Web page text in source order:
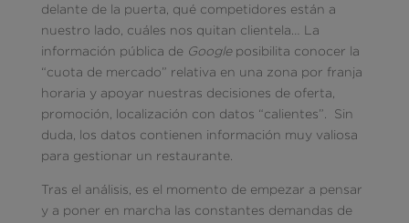
delante de la puerta, qué competidores están a
nuestro lado, cuáles nos quitan clientela… La
información pública de Google posibilita conocer la
“cuota de mercado” relativa en una zona por franja
horaria y apoyar nuestras decisiones de oferta,
promoción, localización con datos “calientes”. Sin
duda, los datos contienen información muy valiosa
para gestionar un restaurante.
Tras el análisis, es el momento de empezar a pensar
y a poner en marcha las constantes demandas de